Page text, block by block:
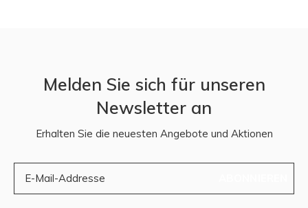
Melden Sie sich für unseren
Newsletter an
Erhalten Sie die neuesten Angebote und Aktionen